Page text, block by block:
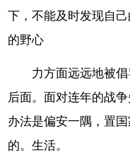
下，不能及时发现自
的野心
力方面远远地被
后面。面对连年的战
办法是偏安一隅，置
的。生活。